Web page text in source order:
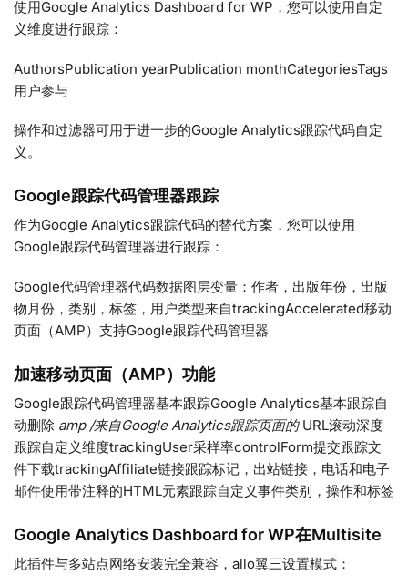
使用Google Analytics Dashboard for WP，您可以使用自定
义维度进行跟踪：
AuthorsPublication yearPublication monthCategoriesTags
用户参与
操作和过滤器可用于进一步的Google Analytics跟踪代码自定
义。
Google跟踪代码管理器跟踪
作为Google Analytics跟踪代码的替代方案，您可以使用
Google跟踪代码管理器进行跟踪：
Google代码管理器代码数据图层变量：作者，出版年份，出版
物月份，类别，标签，用户类型来自trackingAccelerated移动
页面（AMP）支持Google跟踪代码管理器
加速移动页面（AMP）功能
Google跟踪代码管理器基本跟踪Google Analytics基本跟踪自
动删除 amp /来自Google Analytics跟踪页面的URL滚动深度
跟踪自定义维度trackingUser采样率controlForm提交跟踪文
件下载trackingAffiliate链接跟踪标记，出站链接，电话和电子
邮件使用带注释的HTML元素跟踪自定义事件类别，操作和标签
Google Analytics Dashboard for WP在Multisite
此插件与多站点网络安装完全兼容，allo翼三设置模式：